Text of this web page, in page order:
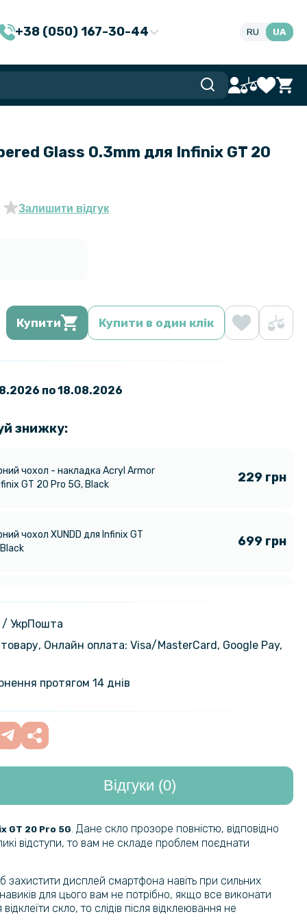
+38 (050) 167-30-44 RU UA
Glass 0.3mm для Infinix GT 20
Залишити відгук
Купити Купити в один клік
по 18.08.2026
знижку:
чохол - накладка Acryl Armor
GT 20 Pro 5G, Black
229 грн
чохол XUNDD для Infinix GT
699 грн
плівка iNobi Privacy Matte для
Pro (Антишпигун)
плівка iNobi Matte для Infinix GT
панель, Матова
Epik iFace Retro Leather для
Pro 5G
469 грн
Acryl Cooling Armor для
УкрПошта
Онлайн оплата: Visa/MasterСard, Google Pay,
протягом 14 днів
Відгуки (0)
GT 20 Pro 5G . Дане скло прозоре повністю, відповідно
відступи, то вам не складе проблем поєднати
дисплей смартфона навіть при сильних
для цього вам не потрібно, якщо все виконати
скло, то слідів після відклеювання не